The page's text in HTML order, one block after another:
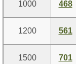
1000 468
1200 561
1500 701